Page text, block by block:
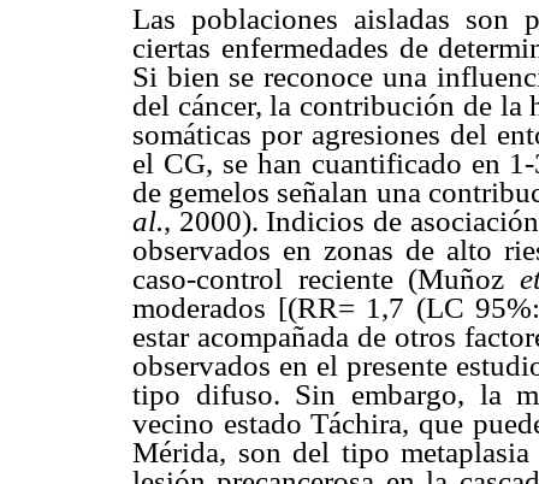
Las poblaciones aisladas son
ciertas enfermedades de
Si bien se reconoce una
del cáncer, la contribución de la
somáticas por agresiones del
el CG, se han cuantificado en
de gemelos señalan una
al., 2000). Indicios de
observados en zonas de alto
caso-control reciente (Muñoz
moderados [(RR= 1,7 (LC
estar acompañada de otros
observados en el presente
tipo difuso. Sin embargo, la
vecino estado Táchira, que
Mérida, son del tipo